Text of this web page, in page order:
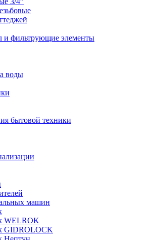
и фильтрующие элементы
воды
бытовой техники
машин
WELROK
GIDROLOCK